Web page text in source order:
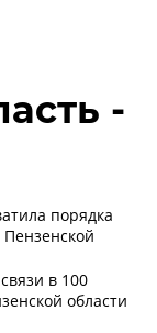
-
порядка
в 100
области